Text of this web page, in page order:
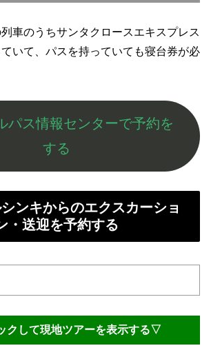
車のうちサンタクロースエキスプレス
いて、パスを持っていても寝台券が必
パス情報センターで予約を
する
ンキからのエクスカーショ
・送迎を予約する
クして現地ツアーを表示する▽